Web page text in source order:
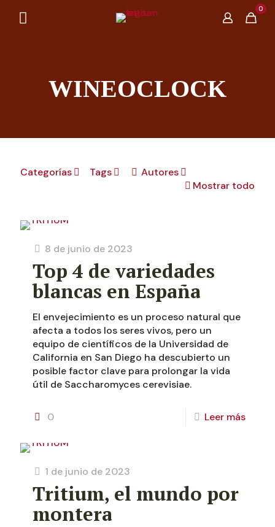
0
WINEOCLOCK
Categorías Tags
Autores
Mostrar todo
8 de junio de 2023
Top 4 de variedades
blancas en España
El envejecimiento es un proceso natural que
afecta a todos los seres vivos, pero un
equipo de científicos de la Universidad de
California en San Diego ha descubierto un
posible factor clave para prolongar la vida
útil de Saccharomyces cerevisiae.
0 Leer más
1 de junio de 2023
Tritium, el mundo por
montera